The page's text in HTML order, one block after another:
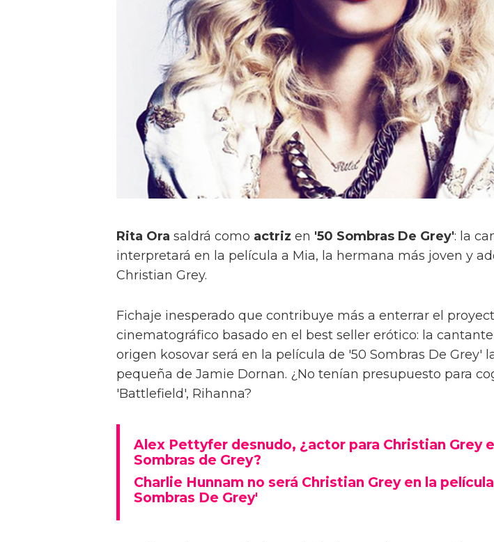
Rita Ora saldrá como actriz en '50 Sombras De Grey': la
interpretará en la película a Mia, la hermana más joven y
Christian Grey.
Fichaje inesperado que contribuye más a enterrar el
cinematográfico basado en el best seller erótico: la
origen kosovar será en la película de '50 Sombras De Grey'
pequeña de Jamie Dornan. ¿No tenían presupuesto para
'Battlefield', Rihanna?
Alex Pettyfer desnudo, ¿actor para Christian Grey
Sombras de Grey?
Charlie Hunnam no será Christian Grey en la
Sombras De Grey'